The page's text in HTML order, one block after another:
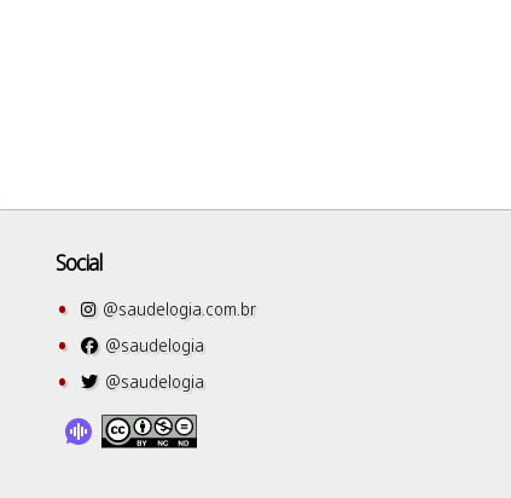
Social
@saudelogia.com.br
@saudelogia
@saudelogia